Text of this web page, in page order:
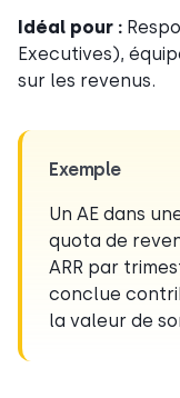
Idéal pour :
Executives),
sur les revenus.
Exemple
Un AE dans
quota de
ARR par
conclue
la valeur de